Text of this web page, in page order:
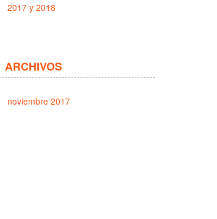
2017 y 2018
ARCHIVOS
noviembre 2017